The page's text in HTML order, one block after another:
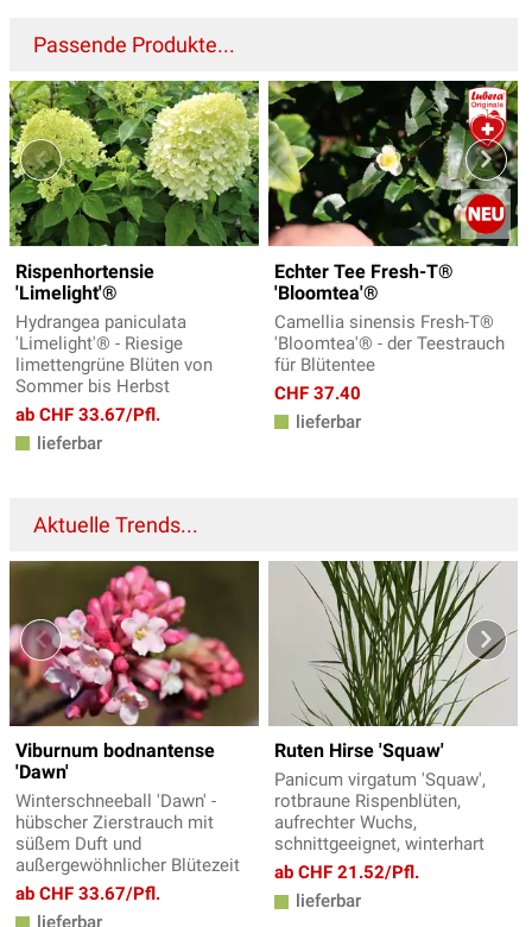
Passende Produkte...
Rispenhortensie
'Limelight'®
Hydrangea paniculata
'Limelight'® - Riesige
limettengrüne Blüten von
Sommer bis Herbst
ab CHF 33.67/Pfl.
lieferbar
Echter Tee Fresh-T®
'Bloomtea'®
Camellia sinensis Fresh-T®
'Bloomtea'® - der Teestrauch
für Blütentee
CHF 37.40
lieferbar
Aktuelle Trends...
Viburnum bodnantense
'Dawn'
Winterschneeball 'Dawn' -
hübscher Zierstrauch mit
süßem Duft und
außergewöhnlicher Blütezeit
ab CHF 33.67/Pfl.
Ruten Hirse 'Squaw'
Panicum virgatum 'Squaw',
rotbraune Rispenblüten,
aufrechter Wuchs,
schnittgeeignet, winterhart
ab CHF 21.52/Pfl.
lieferbar